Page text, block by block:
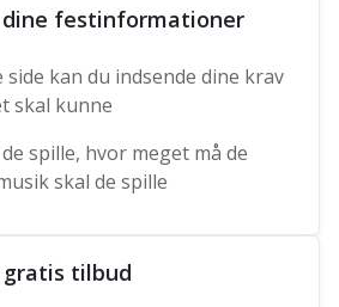
dine festinformationer
kan du indsende dine krav
skal kunne
spille, hvor meget må de
skal de spille
tilbud